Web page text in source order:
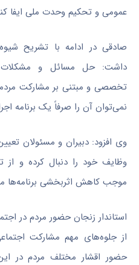
عمومی و تحکیم وحدت ملی ایفا
صادقی در ادامه با تشریح
داشت: حل مسائل و مشکلات
تخصصی و مبتنی بر مشارکت
نمی‌توان آن را صرفاً یک برنامه
وی افزود: دبیران و مسئولان
وظایف خود را دنبال کرده و از
موجب کاهش اثربخشی برنامه‌ها
استاندار زنجان حضور مردم در
از جلوه‌های مهم مشارکت
حضور اقشار مختلف مردم در